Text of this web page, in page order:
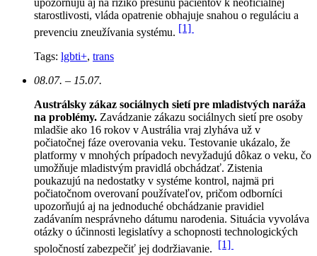
starostlivosti, vláda opatrenie obhajuje snahou o reguláciu a
prevenciu zneužívania systému. [1]
Tags: lgbti+, trans
08.07. – 15.07.
Austrálsky zákaz sociálnych sietí pre mladistvých naráža
na problémy. Zavádzanie zákazu sociálnych sietí pre osoby
mladšie ako 16 rokov v Austrália vraj zlyháva už v
počiatočnej fáze overovania veku. Testovanie ukázalo, že
platformy v mnohých prípadoch nevyžadujú dôkaz o veku, čo
umožňuje mladistvým pravidlá obchádzať. Zistenia
poukazujú na nedostatky v systéme kontrol, najmä pri
počiatočnom overovaní používateľov, pričom odborníci
upozorňujú aj na jednoduché obchádzanie pravidiel
zadávaním nesprávneho dátumu narodenia. Situácia vyvoláva
otázky o účinnosti legislatívy a schopnosti technologických
spoločností zabezpečiť jej dodržiavanie. [1]